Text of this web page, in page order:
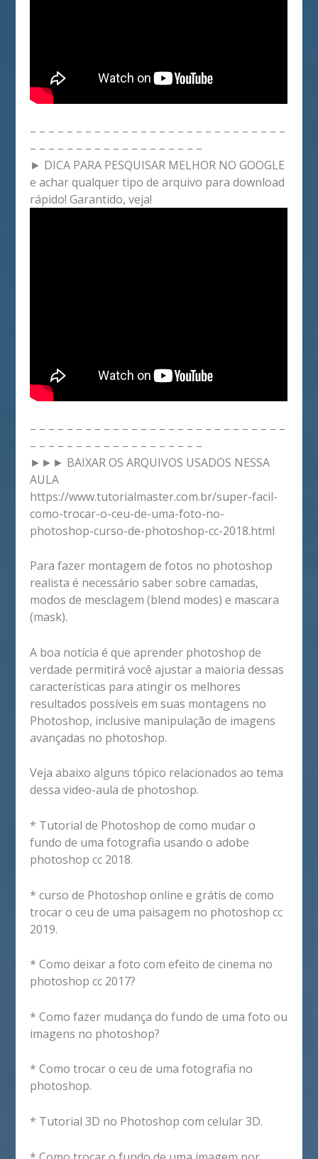
– – – – – – – – – – – – – – – – – – – – – – – – – – – –
– – – – – – – – – – – – – – – – – – –
► DICA PARA PESQUISAR MELHOR NO GOOGLE
e achar qualquer tipo de arquivo para download
rápido! Garantido, veja!
– – – – – – – – – – – – – – – – – – – – – – – – – – – –
– – – – – – – – – – – – – – – – – – –
►►► BAIXAR OS ARQUIVOS USADOS NESSA
AULA
https://www.tutorialmaster.com.br/super-facil-
como-trocar-o-ceu-de-uma-foto-no-
photoshop-curso-de-photoshop-cc-2018.html
Para fazer montagem de fotos no photoshop
realista é necessário saber sobre camadas,
modos de mesclagem (blend modes) e mascara
(mask).
A boa notícia é que aprender photoshop de
verdade permitirá você ajustar a maioria dessas
características para atingir os melhores
resultados possíveis em suas montagens no
Photoshop, inclusive manipulação de imagens
avançadas no photoshop.
Veja abaixo alguns tópico relacionados ao tema
dessa video-aula de photoshop.
* Tutorial de Photoshop de como mudar o
fundo de uma fotografia usando o adobe
photoshop cc 2018.
* curso de Photoshop online e grátis de como
trocar o ceu de uma paisagem no photoshop cc
2019.
* Como deixar a foto com efeito de cinema no
photoshop cc 2017?
* Como fazer mudança do fundo de uma foto ou
imagens no photoshop?
* Como trocar o ceu de uma fotografia no
photoshop.
* Tutorial 3D no Photoshop com celular 3D.